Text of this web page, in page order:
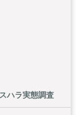
ハラ実態調査